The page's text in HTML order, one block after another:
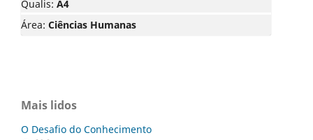
Qualis: A4
Área: Ciências Humanas
Mais lidos
O Desafio do Conhecimento